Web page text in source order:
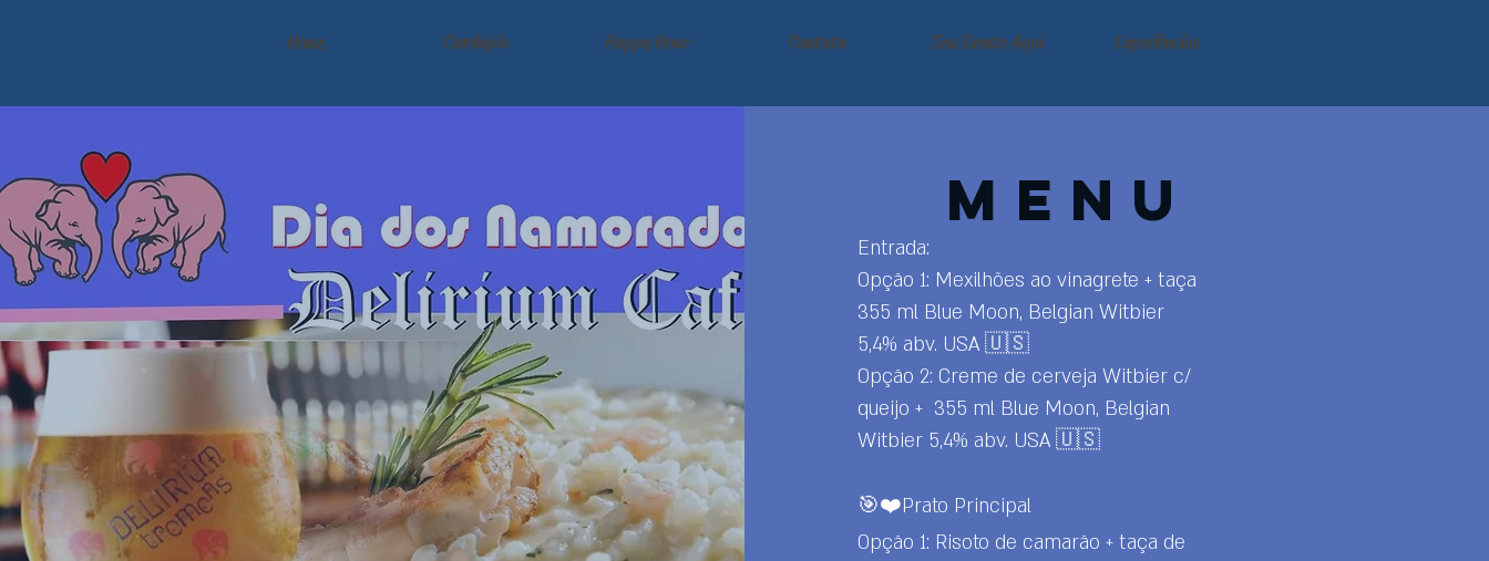
Home Cardápio Happy Hour Contato Seu Evento Aqui Experiências
Menu
Entrada:
Opção 1: Mexilhões ao vinagrete + taça
355 ml Blue Moon, Belgian Witbier
5,4% abv. USA 🇺🇸
Opção 2: Creme de cerveja Witbier c/
queijo + 355 ml Blue Moon, Belgian
Witbier 5,4% abv. USA 🇺🇸
🎯❤️Prato Principal
Opção 1: Risoto de camarão + taça de